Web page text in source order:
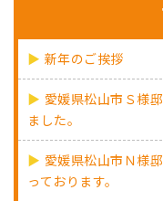
新年のご挨拶
愛媛県松山市Ｓ様
ました。
愛媛県松山市Ｎ様
っております。